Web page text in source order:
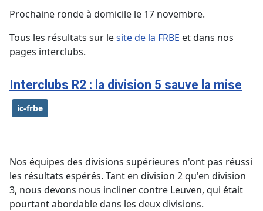
Prochaine ronde à domicile le 17 novembre.
Tous les résultats sur lesite de la FRBE et dans nos
pages interclubs.
Interclubs R2 : la division 5 sauve la mise
ic-frbe
Nos équipes des divisions supérieures n'ont pas réussi
les résultats espérés. Tant en division 2 qu'en division
3, nous devons nous incliner contre Leuven, qui était
pourtant abordable dans les deux divisions.